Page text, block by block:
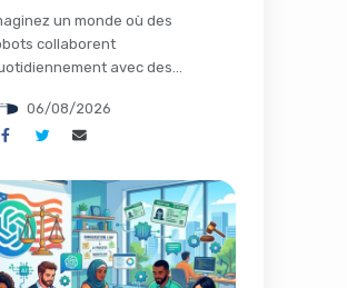
un monde où des
collaborent
avec des
artificielle opère
de tout cloud dans des
des espèces éteintes depuis
millénaires pourraient
à nouveau notre planète
à la biologie de synthèse.
n’est plus de la science-
06/08/2026